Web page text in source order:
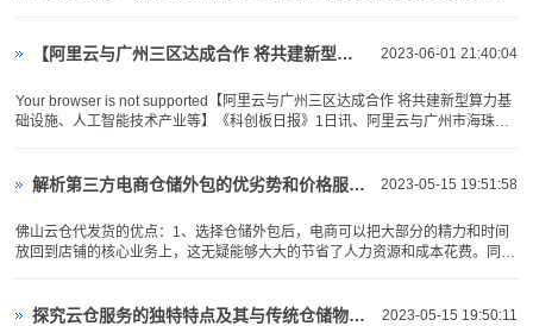
2023-06-01 21:40:04
【阿里云与广州三区达成合作 将共建新型算力基础设施、人工智能等】视频介绍
Your browser is not supported【阿里云与广州三区达成合作 将共建新型算力基
础设施、人工智能技术产业等】《科创板日报》1日讯、阿里云与广州市海珠、
2023-05-15 19:51:58
解析第三方电商仓储外包的优劣势和价格服务标准
佛山云仓代发货的优点：1、选择仓储外包后，电商可以把大部分的精力和时间
放回到店铺的核心业务上，这无疑能够大大的节省了人力资源和成本花费。同
2023-05-15 19:50:11
探究云仓服务的独特特点及其与传统仓储物流的差异